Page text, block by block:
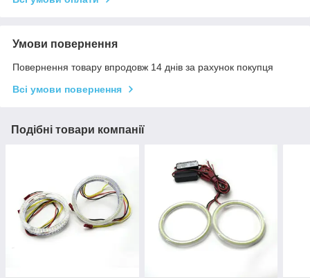
Умови повернення
Повернення товару впродовж 14 днів за рахунок покупця
Всі умови повернення
Подібні товари компанії